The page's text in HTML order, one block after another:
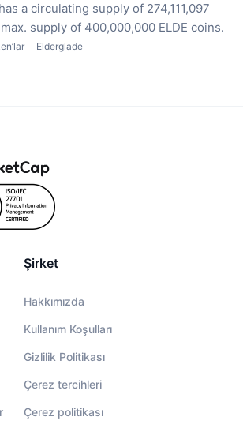
a circulating supply of 274,111,097
supply of 400,000,000 ELDE coins.
Elderglade
Şirket
Hakkımızda
Kullanım Koşulları
Gizlilik Politikası
Çerez tercihleri
Çerez politikası